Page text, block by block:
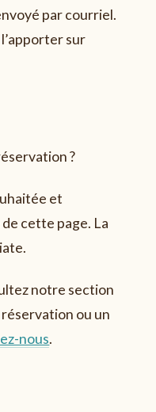
par courriel.
sur
?
et
cette page. La
notre section
ou un
nous.